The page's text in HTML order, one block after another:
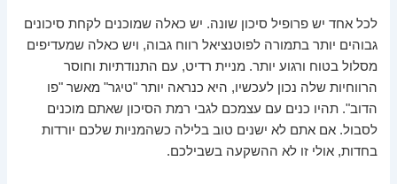
לכל אחד יש פרופיל סיכון שונה. יש כאלה שמוכנים לקחת סיכונים
גבוהים יותר בתמורה לפוטנציאל רווח גבוה, ויש כאלה שמעדיפים
מסלול בטוח ורגוע יותר. מניית רדיט, עם התנודתיות וחוסר
הרווחיות שלה נכון לעכשיו, היא כנראה יותר "טיגר" מאשר "פו
הדוב". תהיו כנים עם עצמכם לגבי רמת הסיכון שאתם מוכנים
לסבול. אם אתם לא ישנים טוב בלילה כשהמניות שלכם יורדות
בחדות, אולי זו לא ההשקעה בשבילכם.